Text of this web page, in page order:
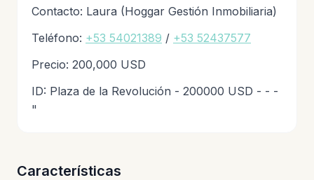
Contacto: Laura (Hoggar Gestión Inmobiliaria)
Teléfono: +53 54021389 / +53 52437577
Precio: 200,000 USD
ID: Plaza de la Revolución - 200000 USD - - -
"
Características